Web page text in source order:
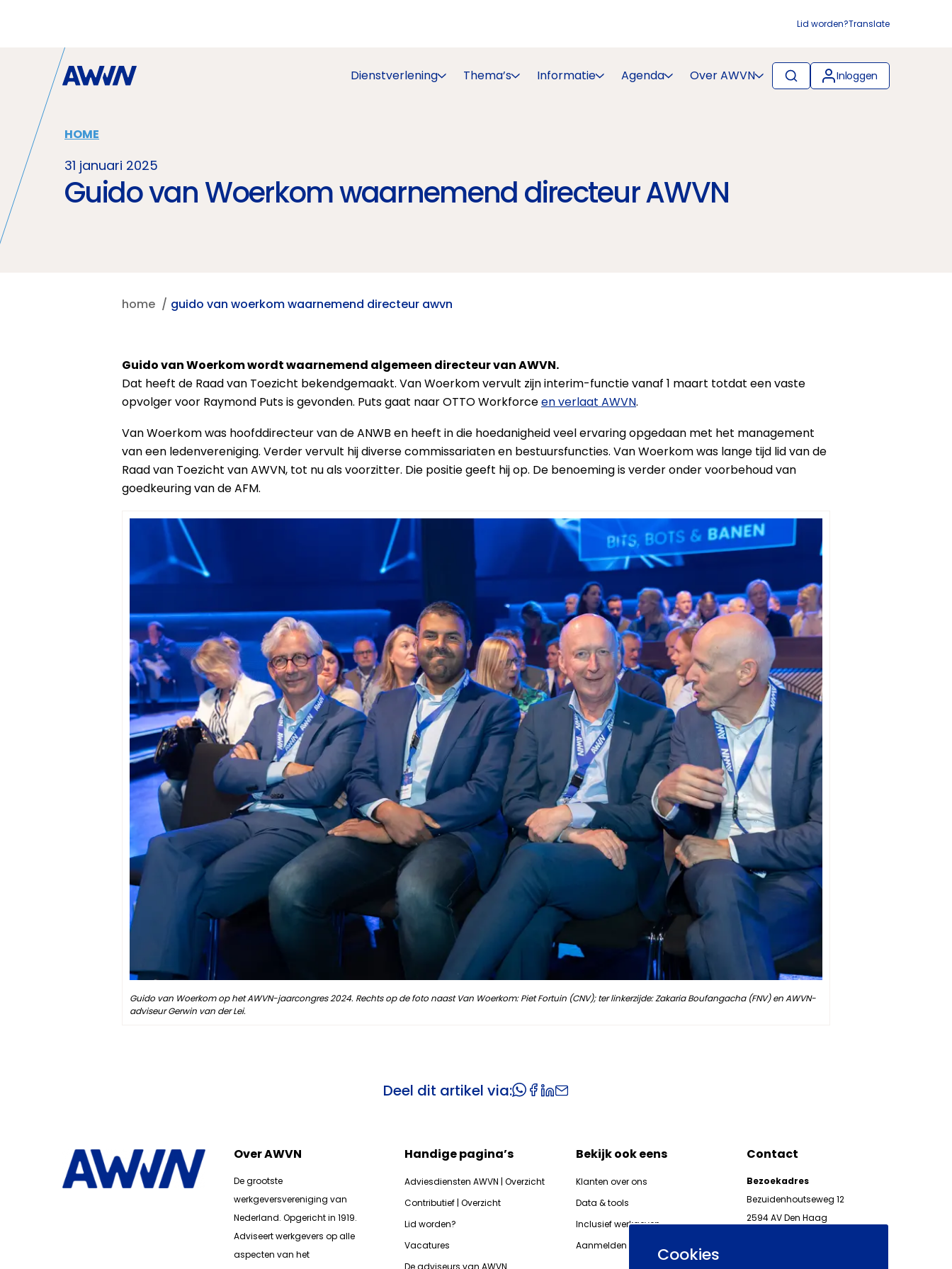
Cookies
Lid worden?Translate
Dienstverlening Thema’s Informatie Agenda Over AWVN Inloggen
HOME
31 januari 2025
Guido van Woerkom waarnemend directeur AWVN
home guido van woerkom waarnemend directeur awvn
Guido van Woerkom wordt waarnemend algemeen directeur van AWVN.
Dat heeft de Raad van Toezicht bekendgemaakt. Van Woerkom vervult zijn interim-functie vanaf 1 maart totdat een vaste
opvolger voor Raymond Puts is gevonden. Puts gaat naar OTTO Workforceen verlaat AWVN.
Van Woerkom was hoofddirecteur van de ANWB en heeft in die hoedanigheid veel ervaring opgedaan met het management
van een ledenvereniging. Verder vervult hij diverse commissariaten en bestuursfuncties. Van Woerkom was lange tijd lid van de
Raad van Toezicht van AWVN, tot nu als voorzitter. Die positie geeft hij op. De benoeming is verder onder voorbehoud van
goedkeuring van de AFM.
Guido van Woerkom op het AWVN-jaarcongres 2024. Rechts op de foto naast Van Woerkom: Piet Fortuin (CNV); ter linkerzijde: Zakaria Boufangacha (FNV) en AWVN-
adviseur Gerwin van der Lei.
Deel dit artikel via:
Over AWVN
De grootste
werkgeversvereniging van
Nederland. Opgericht in 1919.
Adviseert werkgevers op alle
aspecten van het
Handige pagina’s
Adviesdiensten AWVN | Overzicht
Contributief | Overzicht
Lid worden?
Vacatures
Bekijk ook eens
Klanten over ons
Data & tools
Inclusief werkgeven
Aanmelden nieuwsbrieven AWVN
Contact
Bezoekadres
Bezuidenhoutseweg 12
2594 AV Den Haag